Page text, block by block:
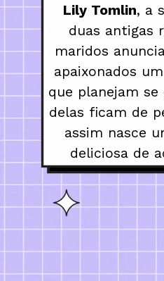
Lily Tomlin, a
duas antigas
maridos
apaixonados
que planejam se
delas ficam de
assim nasce
deliciosa de